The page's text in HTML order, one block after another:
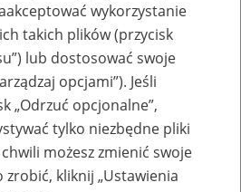
lub
zakładów pracy
wykorzystanie
takich plików (przycisk
lub dostosować swoje
opcjami”). Jeśli
„Odrzuć opcjonalne”,
tylko niezbędne pliki
możesz zmienić swoje
zrobić, kliknij „Ustawienia